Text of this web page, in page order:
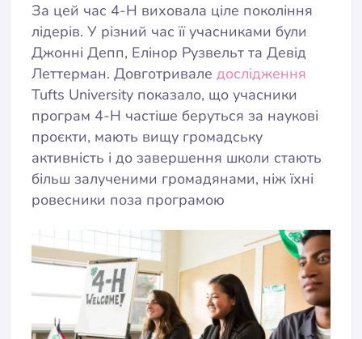
За цей час 4-H виховала ціле покоління
лідерів. У різний час її учасниками були
Джонні Депп, Елінор Рузвельт та Девід
Леттерман. Довготривале дослідження
Tufts University показало, що учасники
програм 4-H частіше беруться за наукові
проєкти, мають вищу громадську
активність і до завершення школи стають
більш залученими громадянами, ніж їхні
ровесники поза програмою